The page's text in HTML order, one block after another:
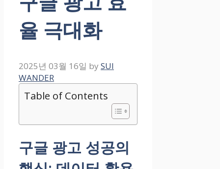
율 극대화
2025년 03월 16일 by SUI
WANDER
Table of Contents
구글 광고 성공의